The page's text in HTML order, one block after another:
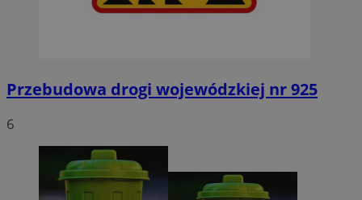
Przebudowa drogi wojewódzkiej nr 925
6